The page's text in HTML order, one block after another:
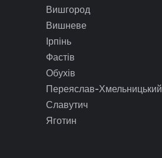
Вишгород
Вишневе
Ірпінь
Фастів
Обухів
Переяслав-Хмельницький
Славутич
Яготин